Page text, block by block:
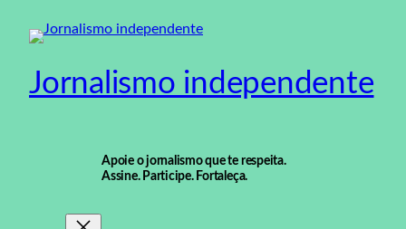
para
conteúdo
Jornalismo independente
Apoie o jornalismo que te respeita.
Assine. Participe. Fortaleça.